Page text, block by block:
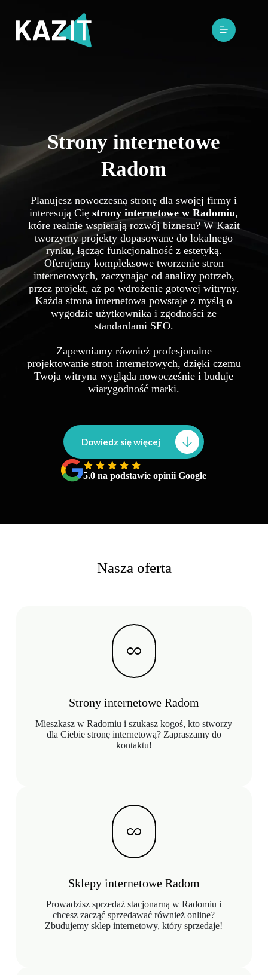
Strony internetowe
Radom
Planujesz nowoczesną stronę dla swojej firmy i
interesują Cięstrony internetowe w Radomiu,
które realnie wspierają rozwój biznesu? W Kazit
tworzymy projekty dopasowane do lokalnego
rynku, łącząc funkcjonalność z estetyką.
Oferujemy kompleksowe tworzenie stron
internetowych, zaczynając od analizy potrzeb,
przez projekt, aż po wdrożenie gotowej witryny.
Każda strona internetowa powstaje z myślą o
wygodzie użytkownika i zgodności ze
standardami SEO.
Zapewniamy również profesjonalne
projektowanie stron internetowych, dzięki czemu
Twoja witryna wygląda nowocześnie i buduje
wiarygodność marki.
Dowiedz się więcej
5.0 na podstawie opinii Google
Nasza oferta
Strony internetowe Radom
Mieszkasz w Radomiu i szukasz kogoś, kto stworzy
dla Ciebie stronę internetową? Zapraszamy do
kontaktu!
Sklepy internetowe Radom
Prowadzisz sprzedaż stacjonarną w Radomiu i
chcesz zacząć sprzedawać również online?
Zbudujemy sklep internetowy, który sprzedaje!